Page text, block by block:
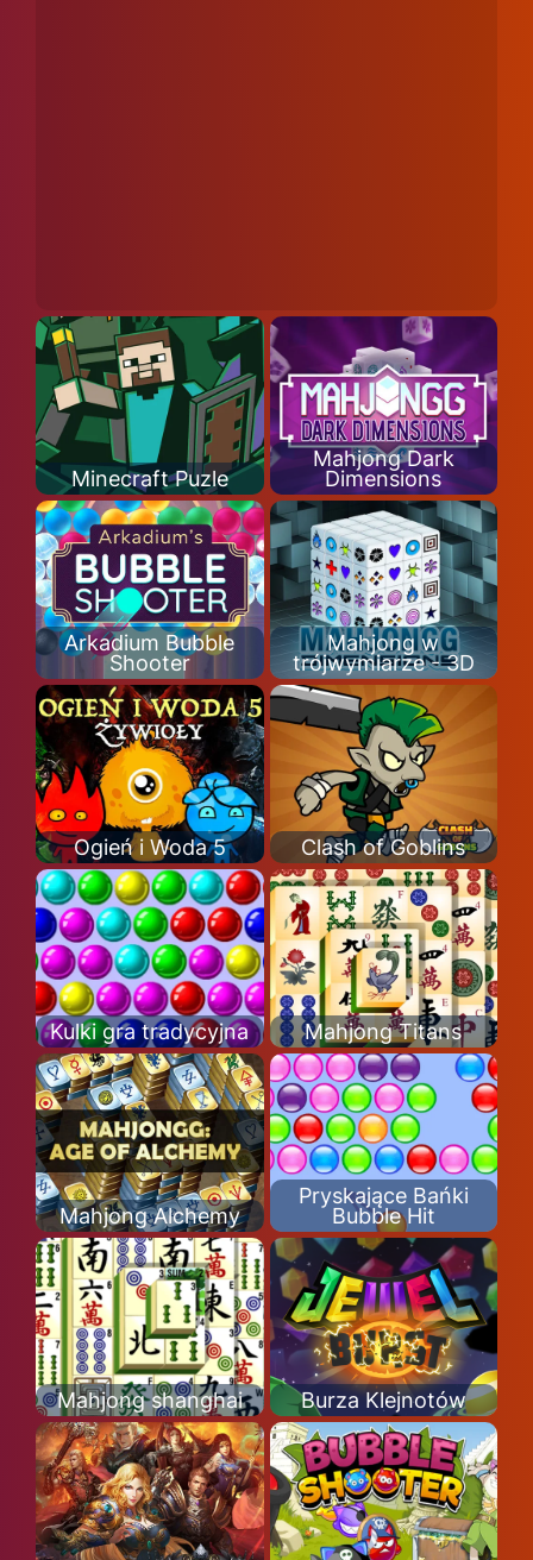
Minecraft Puzle
Mahjong Dark
Dimensions
Arkadium Bubble
Shooter
Mahjong w
trójwymiarze - 3D
Ogień i Woda 5 Clash of Goblins
Kulki gra tradycyjna Mahjong Titans
Mahjong Alchemy
Pryskające Bańki
Bubble Hit
Mahjong shanghai Burza Klejnotów